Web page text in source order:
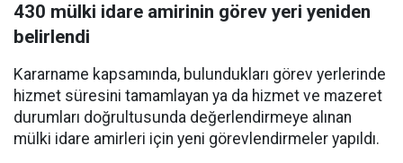
430 mülki idare amirinin görev yeri yeniden
belirlendi
Kararname kapsamında, bulundukları görev yerlerinde
hizmet süresini tamamlayan ya da hizmet ve mazeret
durumları doğrultusunda değerlendirmeye alınan
mülki idare amirleri için yeni görevlendirmeler yapıldı.